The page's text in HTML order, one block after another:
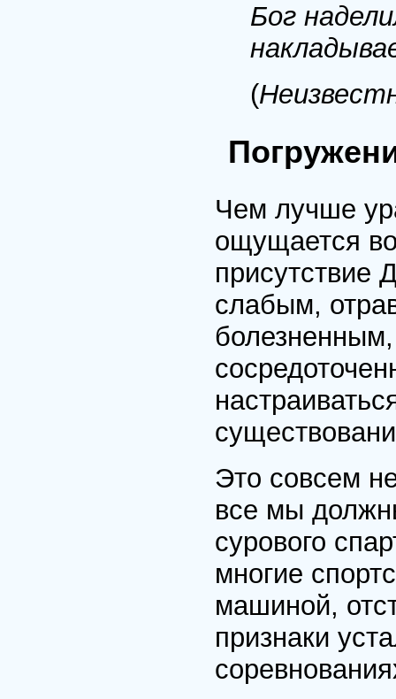
Бог
(
Чем лучше
ощущается
присутствие
слабым,
Это совсем
все мы
сурового
многие
машиной,
признаки